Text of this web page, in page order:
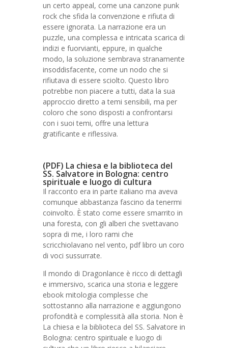
un certo appeal, come una canzone punk
rock che sfida la convenzione e rifiuta di
essere ignorata. La narrazione era un
puzzle, una complessa e intricata scarica di
indizi e fuorvianti, eppure, in qualche
modo, la soluzione sembrava stranamente
insoddisfacente, come un nodo che si
rifiutava di essere sciolto. Questo libro
potrebbe non piacere a tutti, data la sua
approccio diretto a temi sensibili, ma per
coloro che sono disposti a confrontarsi
con i suoi temi, offre una lettura
gratificante e riflessiva.
(PDF) La chiesa e la biblioteca del
SS. Salvatore in Bologna: centro
spirituale e luogo di cultura
Il racconto era in parte italiano ma aveva
comunque abbastanza fascino da tenermi
coinvolto. È stato come essere smarrito in
una foresta, con gli alberi che svettavano
sopra di me, i loro rami che
scricchiolavano nel vento, pdf libro un coro
di voci sussurrate.
Il mondo di Dragonlance è ricco di dettagli
e immersivo, scarica una storia e leggere
ebook mitologia complesse che
sottostanno alla narrazione e aggiungono
profondità e complessità alla storia. Non è
La chiesa e la biblioteca del SS. Salvatore in
Bologna: centro spirituale e luogo di